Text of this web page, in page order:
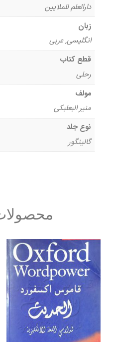
دارالعلم للملایین
زبان
انگلیسی, عربی
قطع کتاب
رحلی
مولف
منیر البعلبکی
نوع جلد
گالینگور